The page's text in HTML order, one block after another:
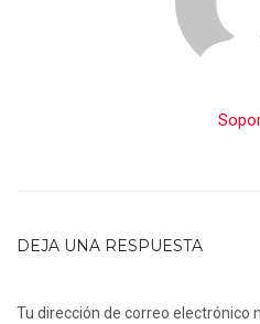
DEJA UNA RESPUESTA
Tu dirección de correo electrónico